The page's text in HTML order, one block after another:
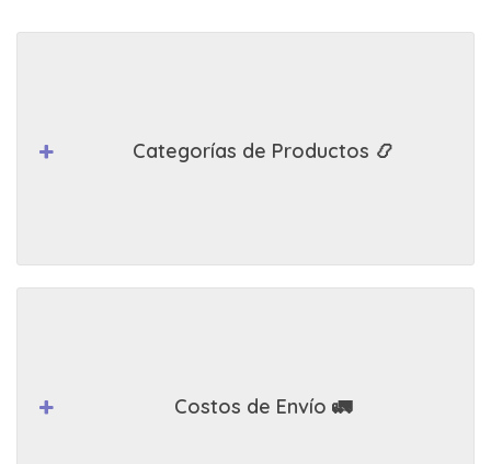
Categorías de Productos 📿
Costos de Envío 🚛